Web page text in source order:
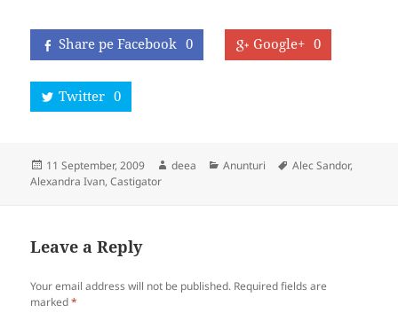
Share pe Facebook 0 Google+ 0
Twitter 0
Posted
on
11 September, 2009 Author
deea Categories
Anunturi Tags
Alec Sandor,
Alexandra Ivan,Castigator
Leave a Reply
Your email address will not be published. Required fields are
marked*